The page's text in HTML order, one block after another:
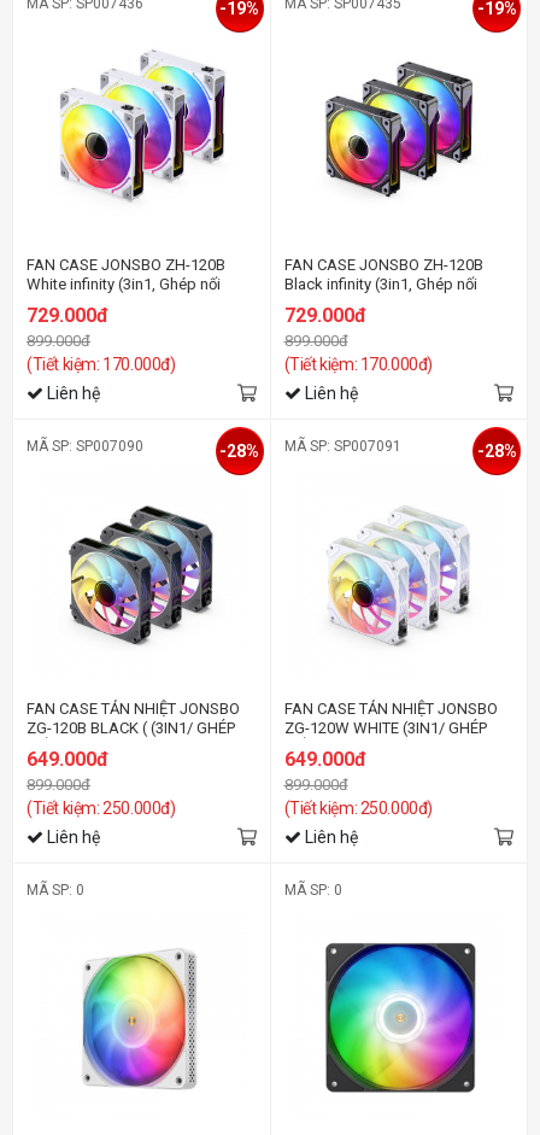
FAN CASE JONSBO ZH-120B
White infinity (3in1, Ghép nối
không dây)
729.000đ
899.000đ
(Tiết kiệm: 170.000đ)
-19%
Liên hệ
FAN CASE JONSBO ZH-120B
Black infinity (3in1, Ghép nối
không dây)
729.000đ
899.000đ
(Tiết kiệm: 170.000đ)
-19%
Liên hệ
MÃ SP: SP007090
FAN CASE TẢN NHIỆT JONSBO
ZG-120B BLACK ( (3IN1/ GHÉP
649.000đ
899.000đ
(Tiết kiệm: 250.000đ)
-28%
Liên hệ
MÃ SP: SP007091
FAN CASE TẢN NHIỆT JONSBO
ZG-120W WHITE (3IN1/ GHÉP
649.000đ
899.000đ
(Tiết kiệm: 250.000đ)
-28%
Liên hệ
MÃ SP: 0 MÃ SP: 0